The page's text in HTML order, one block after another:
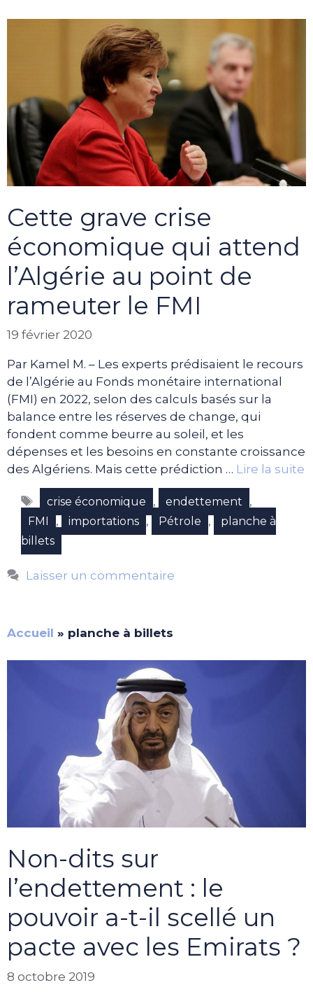
Cette grave crise
économique qui attend
l’Algérie au point de
rameuter le FMI
19 février 2020
Par Kamel M. – Les experts prédisaient le recours
de l’Algérie au Fonds monétaire international
(FMI) en 2022, selon des calculs basés sur la
balance entre les réserves de change, qui
fondent comme beurre au soleil, et les
dépenses et les besoins en constante croissance
des Algériens. Mais cette prédiction … Lire la suite
Étiquettes
crise économique , endettement ,
FMI , importations , Pétrole ,
planche à
billets
Laisser un commentaire
Accueil » planche à billets
Non-dits sur
l’endettement : le
pouvoir a-t-il scellé un
pacte avec les Emirats ?
8 octobre 2019